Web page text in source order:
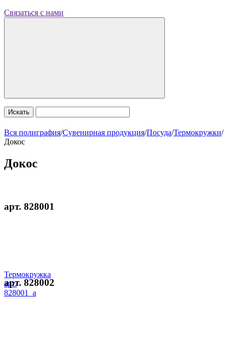
Связаться с нами
Искать
Вся полиграфия/Сувенирная продукция/Посуда/Термокружки/
Докос
Докос
арт. 828001
Термокружка
арт.
828001_a
арт. 828002